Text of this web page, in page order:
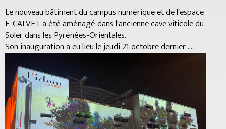
Le nouveau bâtiment du campus numérique et de l'espace
F. CALVET a été aménagé dans l'ancienne cave viticole du
Soler dans les Pyrénées-Orientales.
Son inauguration a eu lieu le jeudi 21 octobre dernier ....